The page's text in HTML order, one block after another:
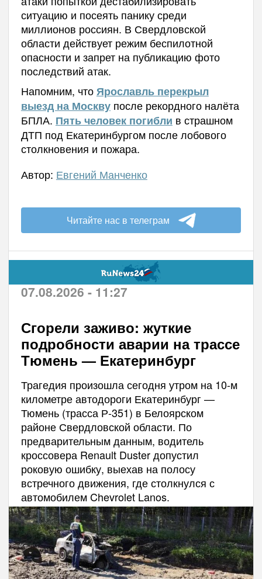
ситуацию и посеять панику среди
миллионов россиян. В Свердловской
области действует режим беспилотной
опасности и запрет на публикацию фото
последствий атак.
Напомним, чтоЯрославль перекрыл
выезд на Москвупосле рекордного налёта
БПЛА. Пять человек погибли в страшном
ДТП под Екатеринбургом после лобового
столкновения и пожара.
Автор: Евгений Манченко
Читайте нас в телеграм
07.08.2026 - 11:27
Сгорели заживо: жуткие
подробности аварии на трассе
Тюмень — Екатеринбург
Трагедия произошла сегодня утром на 10-м
километре автодороги Екатеринбург —
Тюмень (трасса Р-351) в Белоярском
районе Свердловской области. По
предварительным данным, водитель
кроссовера Renault Duster допустил
роковую ошибку, выехав на полосу
встречного движения, где столкнулся с
автомобилем Chevrolet Lanos.